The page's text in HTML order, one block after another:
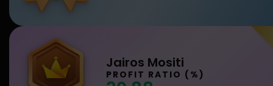
Jairos Mositi
PROFIT RATIO (%)